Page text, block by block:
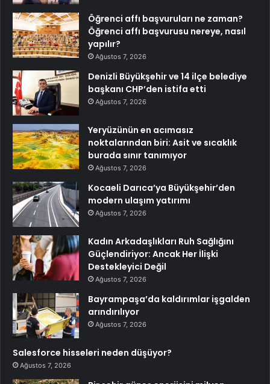
Öğrenci affı başvuruları ne zaman?
Öğrenci affı başvurusu nereye, nasıl
yapılır?
Ağustos 7, 2026
Denizli Büyükşehir ve 14 ilçe belediye
başkanı CHP’den istifa etti
Ağustos 7, 2026
Yeryüzünün en acımasız
noktalarından biri: Asit ve sıcaklık
burada sınır tanımıyor
Ağustos 7, 2026
Kocaeli Darıca’ya Büyükşehir’den
modern ulaşım yatırımı
Ağustos 7, 2026
Kadın Arkadaşlıkları Ruh Sağlığını
Güçlendiriyor: Ancak Her İlişki
Destekleyici Değil
Ağustos 7, 2026
Bayrampaşa’da kaldırımlar işgalden
arındırılıyor
Ağustos 7, 2026
Salesforce hisseleri neden düşüyor?
Ağustos 7, 2026